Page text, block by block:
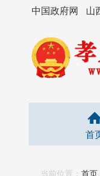
中国政府网 山
首
当前位置： 首页